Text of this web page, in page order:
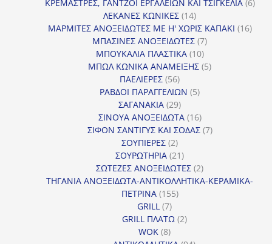
ΚΡΕΜΑΣΤΡΕΣ, ΓΑΝΤΖΟΙ ΕΡΓΑΛΕΙΩΝ ΚΑΙ ΤΣΙΓΚΕΛΙΑ 6
ΛΕΚΑΝΕΣ ΚΩΝΙΚΕΣ 1414
προϊόντα
ΜΑΡΜΙΤΕΣ ΑΝΟΞΕΙΔΩΤΕΣ ΜΕ Η' ΧΩΡΙΣ ΚΑΠΑΚΙ 1616
ΜΠΑΣΙΝΕΣ ΑΝΟΞΕΙΔΩΤΕΣ 77
ΜΠΟΥΚΑΛΙΑ ΠΛΑΣΤΙΚΑ 1010
προϊόντα
ΜΠΩΛ ΚΩΝΙΚΑ ΑΝΑΜΕΙΞΗΣ 55
ΠΑΕΛΙΕΡΕΣ 5656
προϊόντα
ΡΑΒΔΟΙ ΠΑΡΑΓΓΕΛΙΩΝ 55
ΣΑΓΑΝΑΚΙΑ 2929
προϊόντα
ΣΙΝΟΥΑ ΑΝΟΞΕΙΔΩΤΑ 1616
προϊόντα
ΣΙΦΟΝ ΣΑΝΤΙΓΥΣ ΚΑΙ ΣΟΔΑΣ 77
ΣΟΥΠΙΕΡΕΣ 22
προϊόντα
ΣΟΥΡΩΤΗΡΙΑ 2121
προϊόντα
ΣΩΤΕΖΕΣ ΑΝΟΞΕΙΔΩΤΕΣ 22
προϊόντα
ΤΗΓΑΝΙΑ ΑΝΟΞΕΙΔΩΤΑ-ΑΝΤΙΚΟΛΛΗΤΙΚΑ-ΚΕΡΑΜΙΚΑ-
ΠΕΤΡΙΝΑ 155155
GRILL 77
προϊόντα
GRILL ΠΛΑΤΩ 22
WOK 88